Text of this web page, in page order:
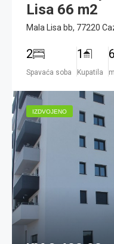
Lisa 66 m2
Mala Lisa bb, 77220
2
Spavaća soba
1
Kupatila m
IZDVOJENO